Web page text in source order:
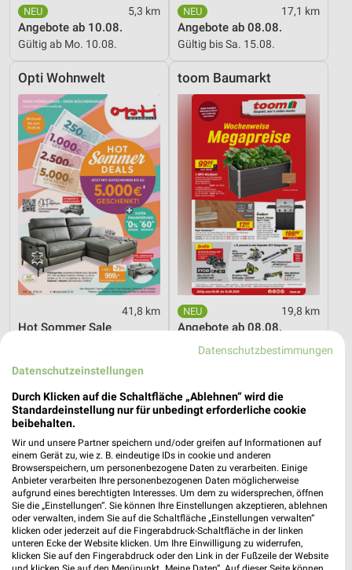
5,3 km
Angebote ab 10.08.
Gültig ab Mo. 10.08.
17,1 km
Angebote ab 08.08.
Gültig bis Sa. 15.08.
Opti Wohnwelt
41,8 km
Hot Sommer Sale
toom Baumarkt
19,8 km
Angebote ab 08.08.
Gültig bis Fr. 14.08.
PENNY
Datenschutzbestimmungen
Datenschutzeinstellungen
Durch Klicken auf die Schaltfläche „Ablehnen“ wird die
Standardeinstellung nur für unbedingt erforderliche cookie
beibehalten.
Wir und unsere Partner speichern und/oder greifen auf Informationen auf
einem Gerät zu, wie z. B. eindeutige IDs in cookie und anderen
Browserspeichern, um personenbezogene Daten zu verarbeiten. Einige
Anbieter verarbeiten Ihre personenbezogenen Daten möglicherweise
aufgrund eines berechtigten Interesses. Um dem zu widersprechen, öffnen
Sie die „Einstellungen“. Sie können Ihre Einstellungen akzeptieren, ablehnen
oder verwalten, indem Sie auf die Schaltfläche „Einstellungen verwalten“
klicken oder jederzeit auf die Fingerabdruck-Schaltfläche in der linken
unteren Ecke der Website klicken. Um Ihre Einwilligung zu widerrufen,
klicken Sie auf den Fingerabdruck oder den Link in der Fußzeile der Website